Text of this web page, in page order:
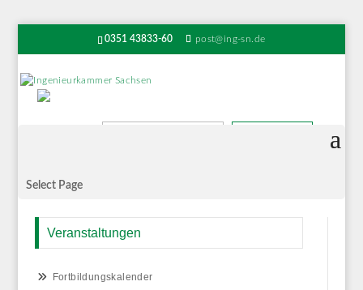
0351 43833-60 post@ing-sn.de
Select Page
Veranstaltungen
Fortbildungskalender